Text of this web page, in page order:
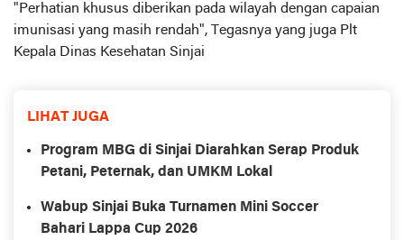
"Perhatian khusus diberikan pada wilayah dengan capaian
imunisasi yang masih rendah", Tegasnya yang juga Plt
Kepala Dinas Kesehatan Sinjai
LIHAT JUGA
Program MBG di Sinjai Diarahkan Serap Produk
Petani, Peternak, dan UMKM Lokal
Wabup Sinjai Buka Turnamen Mini Soccer
Bahari Lappa Cup 2026